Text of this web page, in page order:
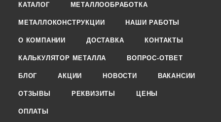
КАТАЛОГ МЕТАЛЛООБРАБОТКА
МЕТАЛЛОКОНСТРУКЦИИ НАШИ РАБОТЫ
О КОМПАНИИ ДОСТАВКА КОНТАКТЫ
КАЛЬКУЛЯТОР МЕТАЛЛА ВОПРОС-ОТВЕТ
БЛОГ АКЦИИ НОВОСТИ ВАКАНСИИ
ОТЗЫВЫ РЕКВИЗИТЫ ЦЕНЫ
ОПЛАТЫ